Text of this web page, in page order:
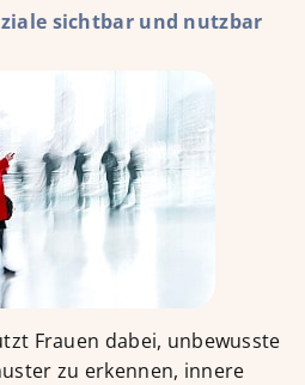
sichtbar und nutzbar
Frauen dabei, unbewusste
zu erkennen, innere